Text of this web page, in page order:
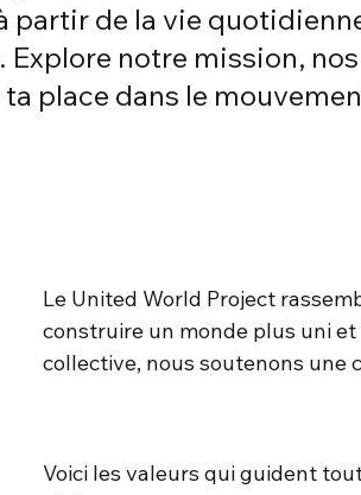
partir de la vie
Explore notre mission,
place dans le
Le United World Project
construire un monde plus uni
collective, nous soutenons une
Voici les valeurs qui guident